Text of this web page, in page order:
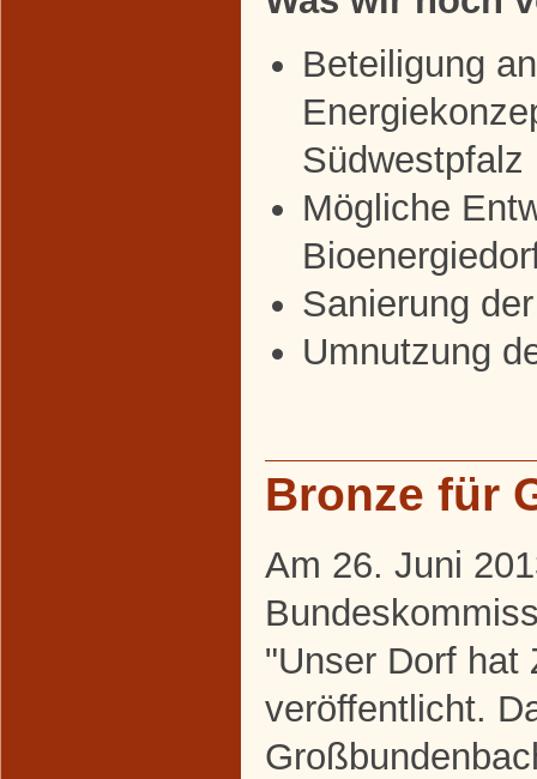
Beteiligung
Südwestpfalz
Mögliche
Sanierung
Umnutzung
Bronze für
Am 26. Juni
"Unser Dorf hat
veröffentlicht.